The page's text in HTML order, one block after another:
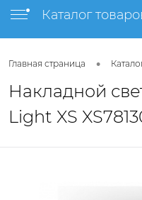
Каталог
Главная страница •
Накладной
Light XS